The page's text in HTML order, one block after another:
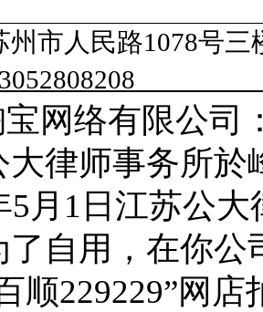
州市人民路1078号三
网络有限公司
大律师事务所於
5月 1 日江苏公
了自用，在你
顺229229”网店